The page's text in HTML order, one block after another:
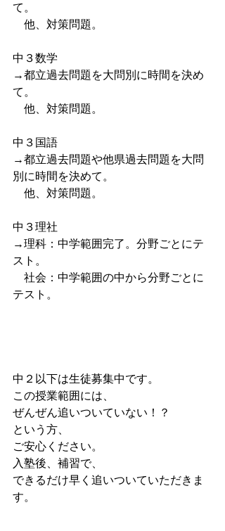
て。
他、対策問題。
中３数学
→都立過去問題を大問別に時間を決め
て。
他、対策問題。
中３国語
→都立過去問題や他県過去問題を大問
別に時間を決めて。
他、対策問題。
中３理社
→理科：中学範囲完了。分野ごとにテ
スト。
社会：中学範囲の中から分野ごとに
テスト。
中２以下は生徒募集中です。
この授業範囲には、
ぜんぜん追いついていない！？
という方、
ご安心ください。
入塾後、補習で、
できるだけ早く追いついていただきま
す。